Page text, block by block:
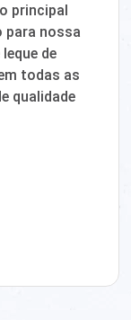
principal
para nossa
de
todas as
qualidade